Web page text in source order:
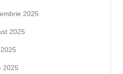
2025
2025
2025